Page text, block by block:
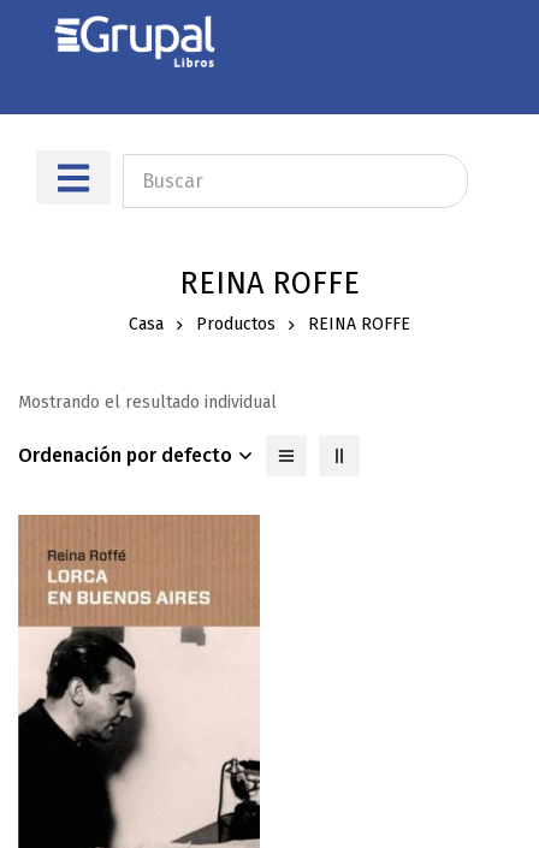
REINA ROFFE
Casa Productos REINA ROFFE
Mostrando el resultado individual
Ordenación por defecto